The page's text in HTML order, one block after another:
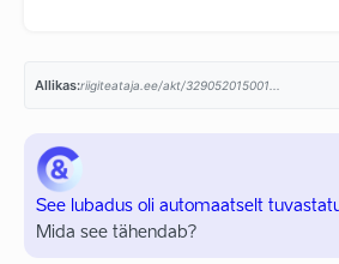
Allikas:riigiteataja.ee/akt/329052015001...
See lubadus oli automaatselt
Mida see tähendab?